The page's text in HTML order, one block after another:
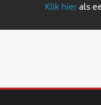
Klik hierals